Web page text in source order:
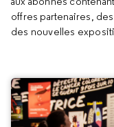
offres partenaires,
des nouvelles